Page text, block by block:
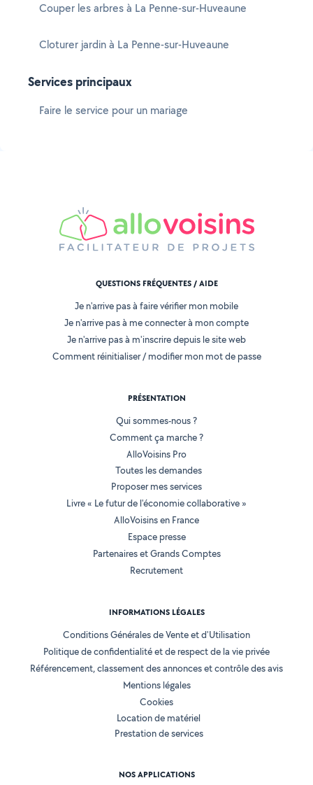
Couper les arbres à La Penne-sur-Huveaune
Cloturer jardin à La Penne-sur-Huveaune
Services principaux
Faire le service pour un mariage
QUESTIONS FRÉQUENTES / AIDE
Je n'arrive pas à faire vérifier mon mobile
Je n'arrive pas à me connecter à mon compte
Je n'arrive pas à m'inscrire depuis le site web
Comment réinitialiser / modifier mon mot de passe
PRÉSENTATION
Qui sommes-nous ?
Comment ça marche ?
AlloVoisins Pro
Toutes les demandes
Proposer mes services
Livre « Le futur de l'économie collaborative »
AlloVoisins en France
Espace presse
Partenaires et Grands Comptes
Recrutement
INFORMATIONS LÉGALES
Conditions Générales de Vente et d'Utilisation
Politique de confidentialité et de respect de la vie privée
Référencement, classement des annonces et contrôle des avis
Mentions légales
Cookies
Location de matériel
Prestation de services
NOS APPLICATIONS